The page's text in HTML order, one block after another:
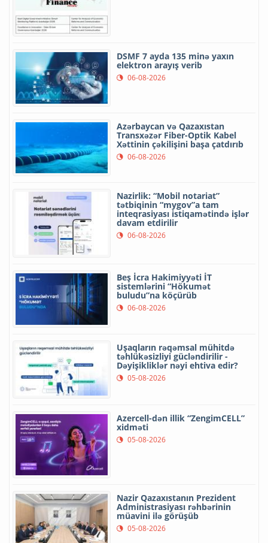
DSMF 7 ayda 135 minə yaxın
elektron arayış verib
06-08-2026
Azərbaycan və Qazaxıstan
Transxəzər Fiber-Optik Kabel
Xəttinin çəkilişini başa çatdırıb
06-08-2026
Nazirlik: “Mobil notariat”
tətbiqinin “mygov”a tam
inteqrasiyası istiqamətində işlər
davam etdirilir
06-08-2026
Beş İcra Hakimiyyəti İT
sistemlərini “Hökumət
buludu”na köçürüb
06-08-2026
Uşaqların rəqəmsal mühitdə
təhlükəsizliyi gücləndirilir -
Dəyişikliklər nəyi ehtiva edir?
05-08-2026
Azercell-dən illik “ZengimCELL”
xidməti
05-08-2026
Nazir Qazaxıstanın Prezident
Administrasiyası rəhbərinin
müavini ilə görüşüb
05-08-2026